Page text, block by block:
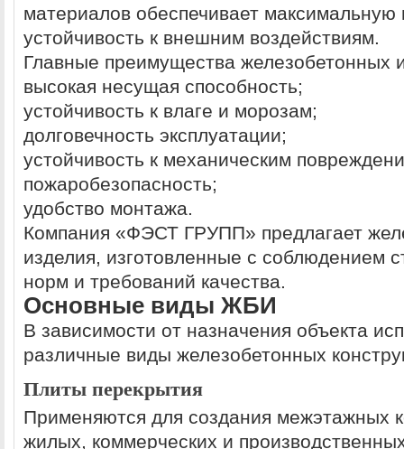
материалов обеспечивает максимальную
устойчивость к внешним воздействиям.
Главные преимущества железобетонных
высокая несущая способность;
устойчивость к влаге и морозам;
долговечность эксплуатации;
устойчивость к механическим
пожаробезопасность;
удобство монтажа.
Компания «ФЭСТ ГРУПП» предлагает
изделия, изготовленные с соблюдением
норм и требований качества.
Основные виды ЖБИ
В зависимости от назначения объекта
различные виды железобетонных
Плиты перекрытия
Применяются для создания межэтажных
жилых, коммерческих и